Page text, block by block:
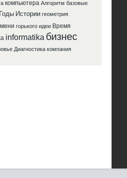
компьютера Алгоритм базовые
Годы Истории геометрия
горького идеи Время
informatika бизнес
Диагностика компания